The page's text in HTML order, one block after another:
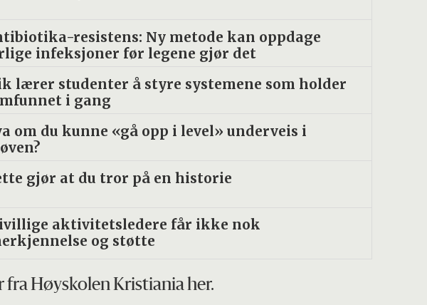
resistens: Ny metode kan oppdage
infeksjoner før legene gjør det
lærer studenter å styre systemene som holder
i gang
om du kunne «gå opp i level» underveis i
gjør at du tror på en historie
aktivitetsledere får ikke nok
og støtte
fra Høyskolen Kristiania her.